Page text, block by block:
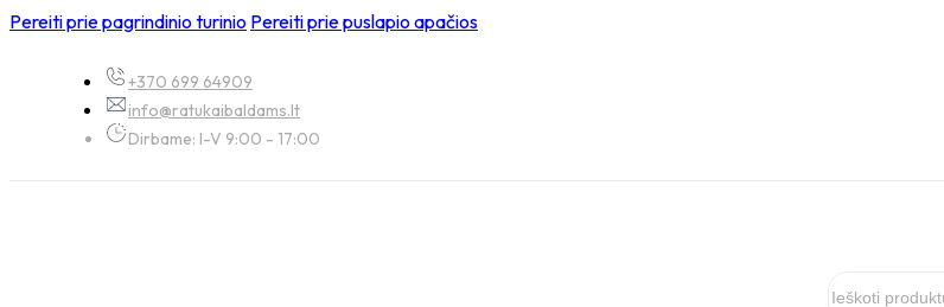
Pereiti prie pagrindinio turinio Pereiti prie puslapio apačios
+370 699 64909
info@ratukaibaldams.lt
Dirbame: I-V 9:00 - 17:00